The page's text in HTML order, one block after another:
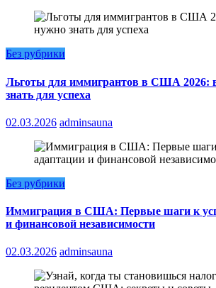
Без рубрики
Льготы для иммигрантов в США 2026:
знать для успеха
02.03.2026 adminsauna
Без рубрики
Иммиграция в США: Первые шаги к
и финансовой независимости
02.03.2026 adminsauna